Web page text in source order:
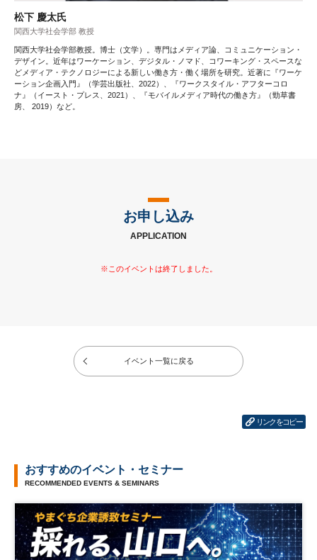
松下 慶太氏
関西大学社会学部 教授
関西大学社会学部教授。博士（文学）。専門はメディア論、コミュニケーション・
デザイン。近年はワーケーション、デジタル・ノマド、コワーキング・スペースな
どメディア・テクノロジーによる新しい働き方・働く場所を研究。近著に『ワーケ
ーション企画入門』（学芸出版社、2022）、『ワークスタイル・アフターコロ
ナ』（イースト・プレス、2021）、『モバイルメディア時代の働き方』（勁草書
房、 2019）など。
お申し込み
APPLICATION
イベント一覧に戻る
リンクをコピー
おすすめのイベント・セミナー
RECOMMENDED EVENTS & SEMINARS